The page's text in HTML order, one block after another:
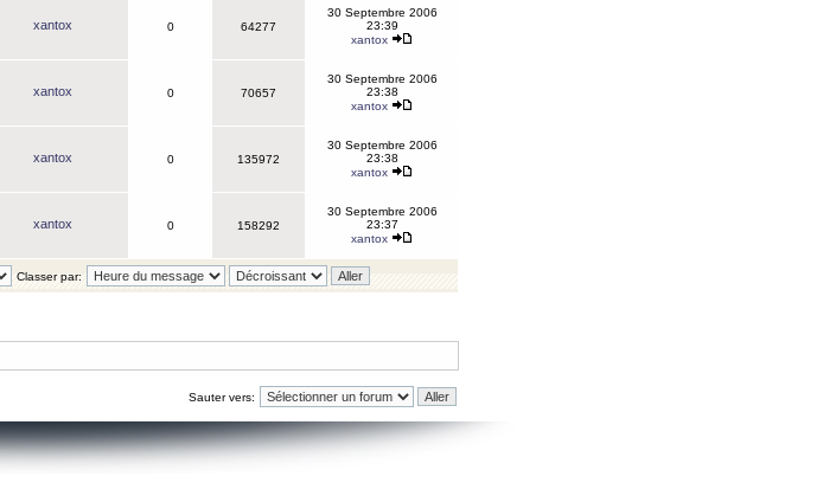
xantox 0 64277
30 Septembre 2006
23:39
xantox
xantox 0 70657
30 Septembre 2006
23:38
xantox
xantox 0 135972
30 Septembre 2006
23:38
xantox
xantox 0 158292
30 Septembre 2006
23:37
xantox
Classer par:
Sauter vers: